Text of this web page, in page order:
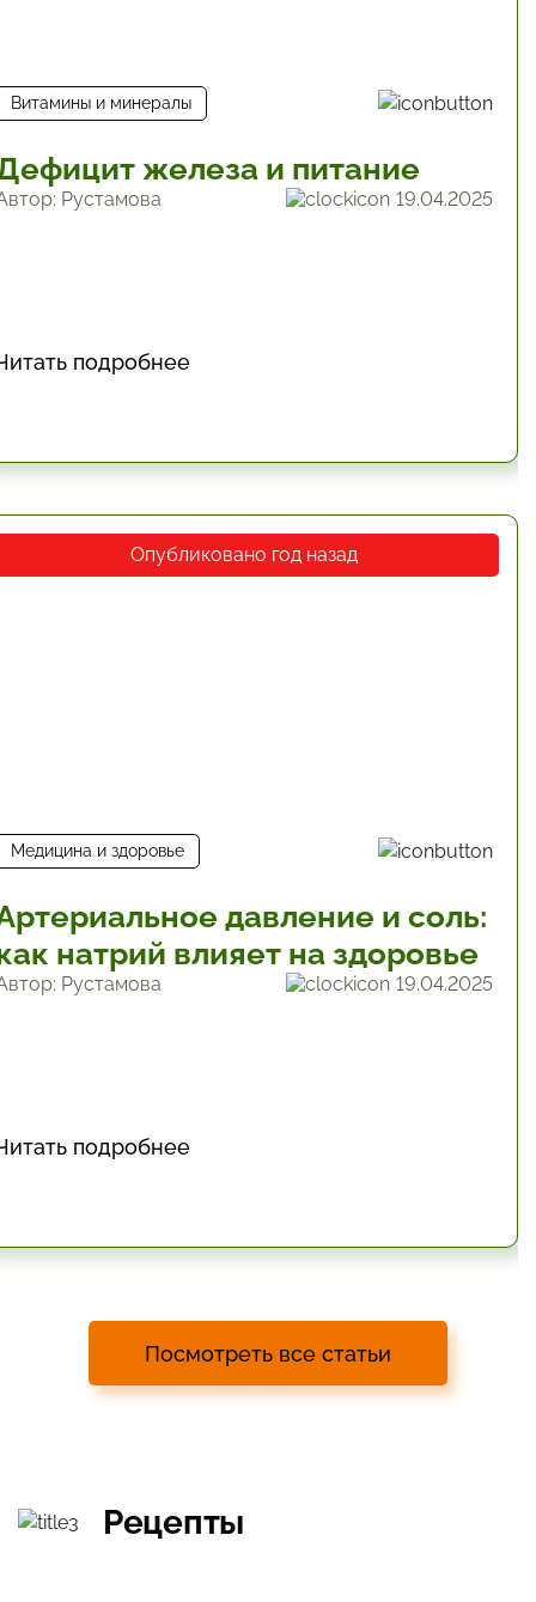
Витамины и минералы
железа и питание
Рустамова 19.04.2025
подробнее
Опубликовано год назад
Медицина и здоровье
давление и соль:
натрий влияет на здоровье
Рустамова 19.04.2025
подробнее
Посмотреть все статьи
Рецепты